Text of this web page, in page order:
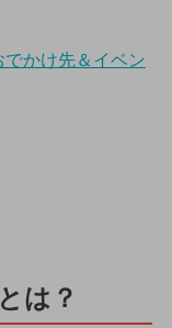
でかけ先＆イベン
は？